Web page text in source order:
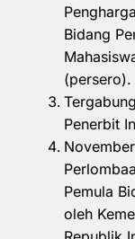
Bidang
(persero).
Penerbit
Pemula
oleh